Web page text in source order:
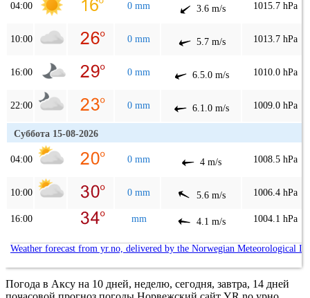
04:00 0 mm 3.6 m/s 1015.7 hPa
10:00 0 mm 5.7 m/s 1013.7 hPa
16:00 0 mm 6.5.0 m/s 1010.0 hPa
22:00 0 mm 6.1.0 m/s 1009.0 hPa
Суббота 15-08-2026
04:00 0 mm 4 m/s 1008.5 hPa
10:00 0 mm 5.6 m/s 1006.4 hPa
16:00 mm 4.1 m/s 1004.1 hPa
Weather forecast from yr.no, delivered by the Norwegian Meteorological
Погода в Аксу на 10 дней, неделю, сегодня, завтра, 14 дней